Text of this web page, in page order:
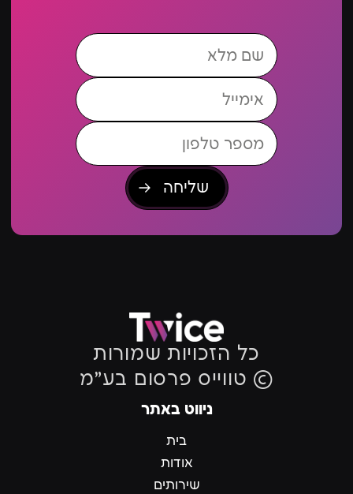
כל הזכויות שמורות
© טווייס פרסום בע״מ
ניווט באתר
בית
אודות
שירותים